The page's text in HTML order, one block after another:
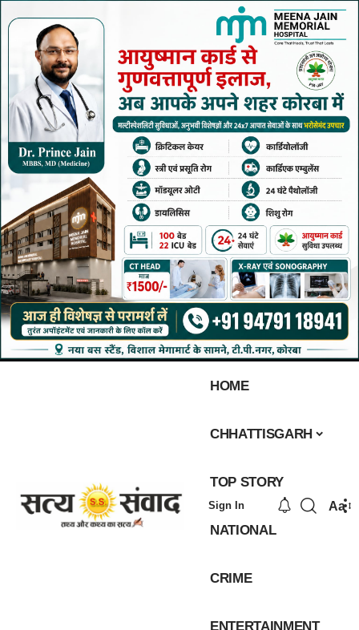
HOME
CHHATTISGARH
TOP STORY
NATIONAL
CRIME
ENTERTAINMENT
Sign In Aa